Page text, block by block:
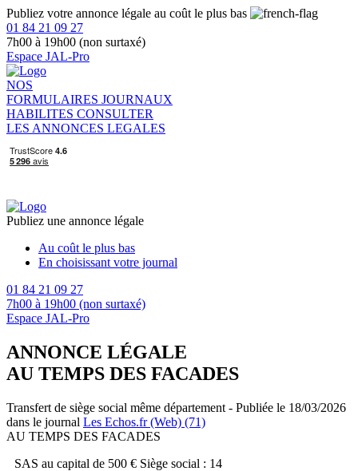
Publiez votre annonce légale au coût le plus bas
01 84 21 09 27
7h00 à 19h00 (non surtaxé)
Espace JAL-Pro
NOS
FORMULAIRES JOURNAUX
HABILITES CONSULTER
LES ANNONCES LEGALES
Publiez une annonce légale
Au coût le plus bas
En choisissant votre journal
01 84 21 09 27
7h00 à 19h00 (non surtaxé)
Espace JAL-Pro
ANNONCE LÉGALE
AU TEMPS DES FACADES
Transfert de siège social même département - Publiée le 18/03/2026
dans le journal Les Echos.fr (Web) (71)
AU TEMPS DES FACADES
SAS au capital de 500 € Siège social : 14